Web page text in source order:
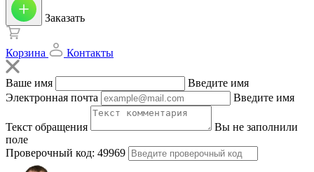
Заказать
Корзина Контакты
Ваше имя
Введите имя
Электронная почта
Введите имя
Текст обращения
Вы не заполнили
поле
Проверочный код: 49969